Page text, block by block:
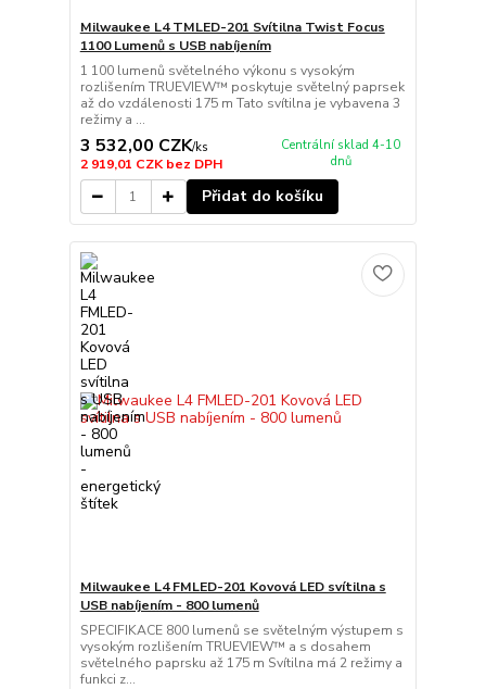
Milwaukee L4 TMLED-201 Svítilna Twist Focus
1100 Lumenů s USB nabíjením
1 100 lumenů světelného výkonu s vysokým
rozlišením TRUEVIEW™ poskytuje světelný paprsek
až do vzdálenosti 175 m Tato svítilna je vybavena 3
režimy a ...
3 532,00 CZK/ks
2 919,01 CZKbez DPH
Centrální sklad 4-10
dnů
Přidat do košíku
Milwaukee L4 FMLED-201 Kovová LED svítilna s
USB nabíjením - 800 lumenů
SPECIFIKACE 800 lumenů se světelným výstupem s
vysokým rozlišením TRUEVIEW™ a s dosahem
světelného paprsku až 175 m Svítilna má 2 režimy a
funkci z...